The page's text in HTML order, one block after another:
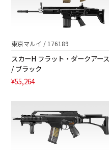
東京マルイ / 176189
スカーH フラット・ダークアース
/ ブラック
¥55,264